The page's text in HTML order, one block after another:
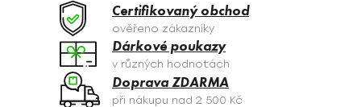
c
í
p
r
v
Certifikovaný obchod
ověřeno zákazníky
Dárkové poukazy
v různých hodnotách
Doprava ZDARMA
při nákupu nad 2 500 Kč